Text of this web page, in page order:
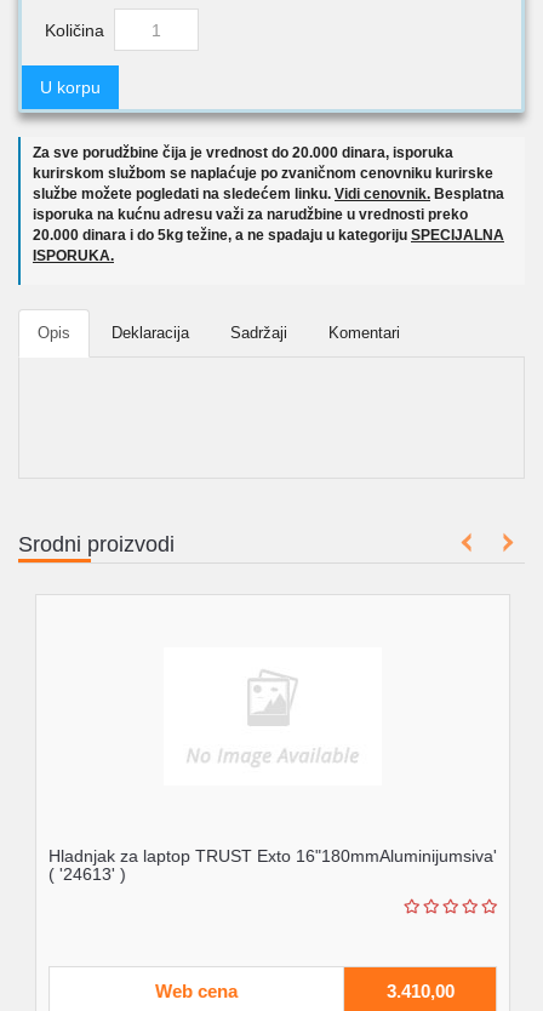
Količina
U korpu
Za sve porudžbine čija je vrednost do 20.000 dinara, isporuka
kurirskom službom se naplaćuje po zvaničnom cenovniku kurirske
službe možete pogledati na sledećem linku. Vidi cenovnik. Besplatna
isporuka na kućnu adresu važi za narudžbine u vrednosti preko
20.000 dinara i do 5kg težine, a ne spadaju u kategoriju SPECIJALNA
ISPORUKA.
Opis Deklaracija Sadržaji Komentari
Srodni proizvodi
Hladnjak za laptop TRUST Exto 16"180mmAluminijumsiva'
( '24613' )
Web cena 3.410,00